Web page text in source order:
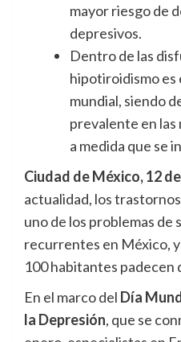
mayor riesgo de
depresivos.
Dentro de las
hipotiroidismo es
mundial, siendo
prevalente en
a medida que se
Ciudad de México, 12
actualidad, los
uno de los problemas de
recurrentes en México,
100 habitantes padecen
En el marco del Día
la Depresión, que se